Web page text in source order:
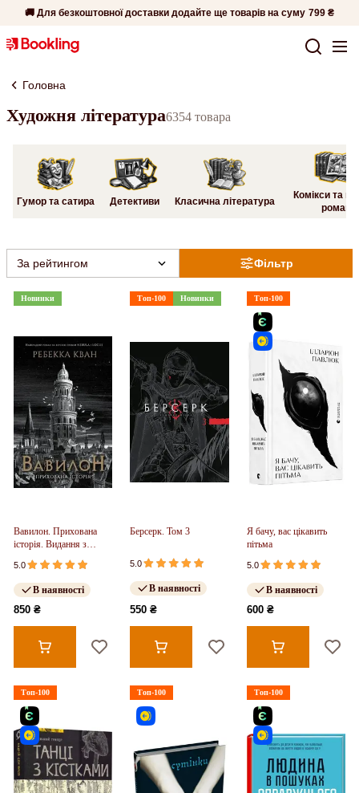
🚚 Для безкоштовної доставки додайте ще товарів на суму 799 ₴
Головна
Художня література6354 товара
Гумор та сатира Детективи Класична література
Комікси та
романи
Фільтр
За рейтингом
Новинки
Вавилон. Прихована
історія. Видання з
ілюстрованим зрізом
(у)
5.0
В наявності
850 ₴
Топ-100 Новинки
Берсерк. Том 3
5.0
В наявності
550 ₴
Топ-100
Я бачу, вас цікавить
пітьма
5.0
В наявності
600 ₴
Топ-100 Топ-100 Топ-100